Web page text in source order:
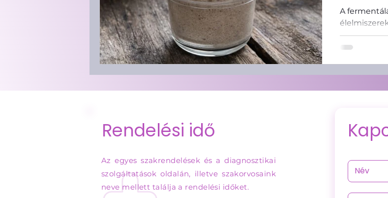
Ultrahang vizsgálatok Szív- és érrendszeri egészség
A
Rendelési idő
Az egyes szakrendelések és a diagnosztikai
szolgáltatások oldalán, illetve szakorvosaink
neve mellett találja a rendelési időket.